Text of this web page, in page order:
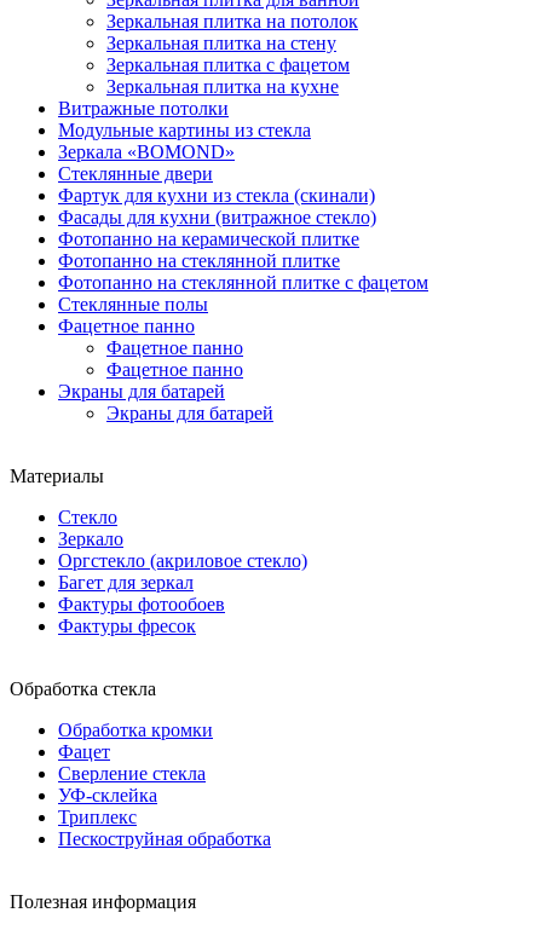
Зеркальная плитка на потолок
Зеркальная плитка на стену
Зеркальная плитка с фацетом
Зеркальная плитка на кухне
Витражные потолки
Модульные картины из стекла
Зеркала «BOMOND»
Стеклянные двери
Фартук для кухни из стекла (скинали)
Фасады для кухни (витражное стекло)
Фотопанно на керамической плитке
Фотопанно на стеклянной плитке
Фотопанно на стеклянной плитке с фацетом
Стеклянные полы
Фацетное панно
Фацетное панно
Фацетное панно
Экраны для батарей
Экраны для батарей
Материалы
Стекло
Зеркало
Оргстекло (акриловое стекло)
Багет для зеркал
Фактуры фотообоев
Фактуры фресок
Обработка стекла
Обработка кромки
Фацет
Сверление стекла
УФ-склейка
Триплекс
Пескоструйная обработка
Полезная информация